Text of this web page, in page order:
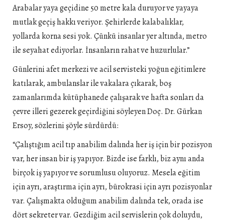
Arabalar yaya geçidine 50 metre kala duruyor ve yayaya
mutlak geçiş hakkı veriyor. Şehirlerde kalabalıklar,
yollarda korna sesi yok. Çünkü insanlar yer altında, metro
ile seyahat ediyorlar. İnsanların rahat ve huzurlular.”
Günlerini afet merkezi ve acil servisteki yoğun eğitimlere
katılarak, ambulanslar ile vakalara çıkarak, boş
zamanlarımda kütüphanede çalışarak ve hafta sonları da
çevre illeri gezerek geçirdiğini söyleyen Doç. Dr. Gürkan
Ersoy, sözlerini şöyle sürdürdü:
“Çalıştığım acil tıp anabilim dalında her iş için bir pozisyon
var, her insan bir iş yapıyor. Bizde ise farklı, biz aynı anda
birçok iş yapıyor ve sorumlusu oluyoruz. Mesela eğitim
için ayrı, araştırma için ayrı, bürokrasi için ayrı pozisyonlar
var. Çalışmakta olduğum anabilim dalında tek, orada ise
dört sekreter var. Gezdiğim acil servislerin çok doluydu,